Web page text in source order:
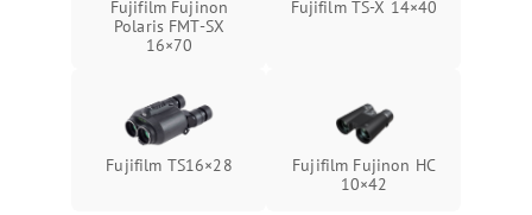
Fujifilm Fujinon
Polaris FMT‑SX
16×70
Fujifilm TS‑X 14×40
Fujifilm TS16×28
Fujifilm Fujinon HC
10×42